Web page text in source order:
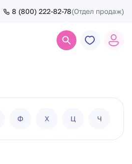
8 (800) 222-82-78(Отдел продаж)
Ф Х Ц Ч